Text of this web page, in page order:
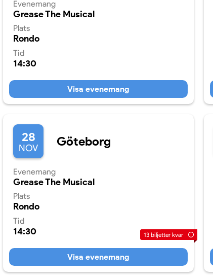
Plats
Rondo
Evenemang
Grease The Musical
Tid
14:30
Visa evenemang
28
NOV Göteborg
Plats
Rondo
Evenemang
Grease The Musical
Tid
14:30
Visa evenemang
13 biljetter kvar